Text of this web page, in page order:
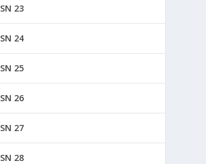
SN 23
SN 24
SN 25
SN 26
SN 27
SN 28